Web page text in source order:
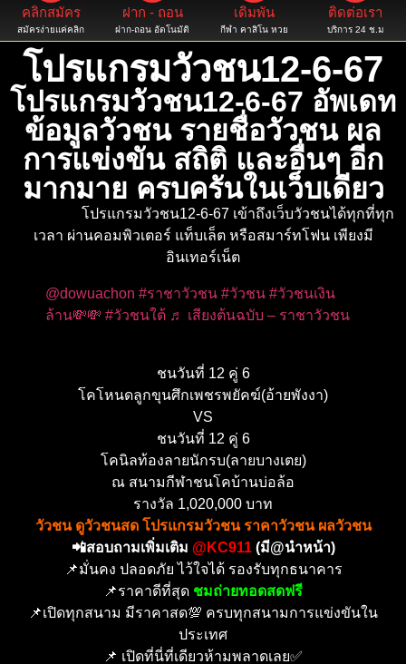
คลิกสมัคร
สมัครง่ายแค่คลิก
ฝาก - ถอน
ฝาก-ถอน อัตโนมัติ
เดิมพัน
กีฬา คาสิโน หวย
ติดต่อเรา
บริการ 24 ช.ม
โปรแกรมวัวชน12-6-67
โปรแกรมวัวชน12-6-67 อัพเดท
ข้อมูลวัวชน รายชื่อวัวชน ผล
การแข่งขัน สถิติ และอื่นๆ อีก
มากมาย ครบครันในเว็บเดียว
โปรแกรมวัวชน12-6-67 เข้าถึงเว็บวัวชนได้ทุกที่ทุก
เวลา ผ่านคอมพิวเตอร์ แท็บเล็ต หรือสมาร์ทโฟน เพียงมี
อินเทอร์เน็ต
@dowuachon #ราชาวัวชน #วัวชน #วัวชนเงิน
ล้าน💸💸 #วัวชนใต้ ♬ เสียงต้นฉบับ – ราชาวัวชน
ชนวันที่ 12 คู่ 6
โคโหนดลูกขุนศึกเพชรพยัคฆ์(อ้ายพังงา)
VS
ชนวันที่ 12 คู่ 6
โคนิลท้องลายนักรบ(ลายบางเตย)
ณ สนามกีฬาชนโคบ้านบ่อล้อ
รางวัล 1,020,000 บาท
วัวชน ดูวัวชนสด โปรแกรมวัวชน ราคาวัวชน ผลวัวชน
📲สอบถามเพิ่มเติม @KC911 (มี@นำหน้า)
📌มั่นคง ปลอดภัย ไว้ใจได้ รองรับทุกธนาคาร
📌ราคาดีที่สุด ชมถ่ายทอดสดฟรี
📌เปิดทุกสนาม มีราคาสด💯 ครบทุกสนามการแข่งขันใน
ประเทศ
📌 เปิดที่นี่ที่เดียวห้ามพลาดเลย✅